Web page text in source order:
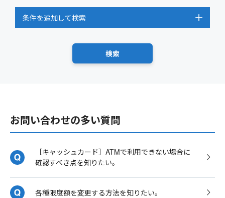
条件を追加して検索
お問い合わせの多い質問
［キャッシュカード］ATMで利用できない場合に
確認すべき点を知りたい。
各種限度額を変更する方法を知りたい。